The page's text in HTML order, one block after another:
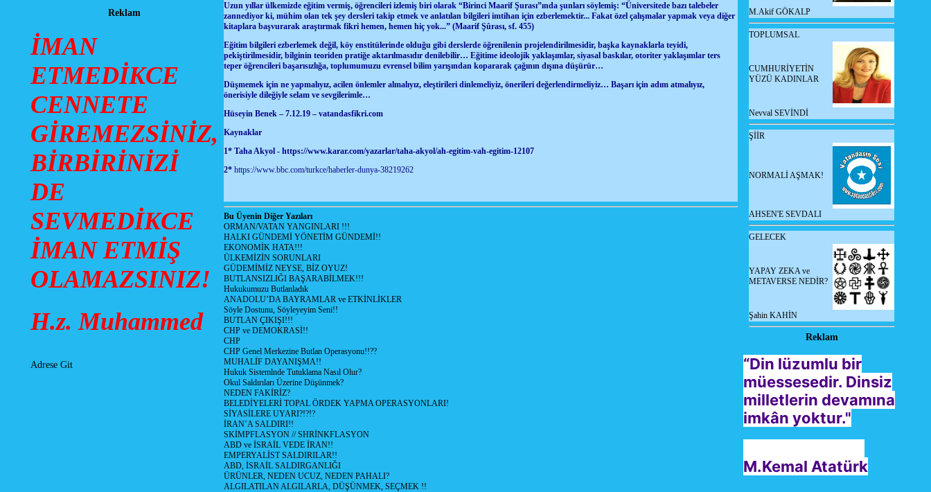
Reklam
İMAN
ETMEDİKCE
CENNETE
GİREMEZSİNİZ,
BİRBİRİNİZİ
DE
SEVMEDİKCE
İMAN ETMİŞ
OLAMAZSINIZ!
H.z. Muhammed
Adrese Git
Uzun yıllar ülkemizde eğitim vermiş, öğrencileri izlemiş biri olarak “Birinci Maarif Şurası”ında şunları söylemiş: “Üniversitede bazı talebeler
zannediyor ki, mühim olan tek şey dersleri takip etmek ve anlatılan bilgileri imtihan için ezberlemektir... Fakat özel çalışmalar yapmak veya diğer
kitaplara başvurarak araştırmak fikri hemen, hemen hiç yok...” (Maarif Şûrası, sf. 455)
Eğitim bilgileri ezberlemek değil, köy enstitülerinde olduğu gibi derslerde öğrenilenin projelendirilmesidir, başka kaynaklarla teyidi,
pekiştirilmesidir, bilginin teoriden pratiğe aktarılmasıdır denilebilir… Eğitime ideolojik yaklaşımlar, siyasal baskılar, otoriter yaklaşımlar ters
teper öğrencileri başarısızlığa, toplumumuzu evrensel bilim yarışından kopararak çağının dışına düşürür…
Düşmemek için ne yapmalıyız, acilen önlemler almalıyız, eleştirileri dinlemeliyiz, önerileri değerlendirmeliyiz… Başarı için adım atmalıyız,
önerisiyle dileğiyle selam ve sevgilerimle…
Hüseyin Benek – 7.12.19 – vatandasfikri.com
Kaynaklar
1* Taha Akyol - https://www.karar.com/yazarlar/taha-akyol/ah-egitim-vah-egitim-12107
2* https://www.bbc.com/turkce/haberler-dunya-38219262
Bu Üyenin Diğer Yazıları
ORMAN/VATAN YANGINLARI !!!
HALKI GÜNDEMİ YÖNETİM GÜNDEMİ!!
EKONOMİK HATA!!!
ÜLKEMİZİN SORUNLARI
GÜDEMİMİZ NEYSE, BİZ OYUZ!
BUTLANSIZLIĞI BAŞARABİLMEK!!!
Hukukumuzu Butlanladık
ANADOLU’DA BAYRAMLAR ve ETKİNLİKLER
Söyle Dostunu, Söyleyeyim Seni!!
BUTLAN ÇIKIŞI!!!
CHP ve DEMOKRASİ!!
CHP
CHP Genel Merkezine Butlan Operasyonu!!??
MUHALİF DAYANIŞMA!!
Hukuk Sistemlnde Tutuklama Nasıl Olur?
Okul Saldırıları Üzerine Düşünmek?
NEDEN FAKİRİZ?
BELEDİYELERİ TOPAL ÖRDEK YAPMA OPERASYONLARI!
SİYASİLERE UYARI?!?!?
İRAN’A SALDIRI!!
SKİMPFLASYON // SHRİNKFLASYON
ABD ve İSRAİL VEDE İRAN!!
EMPERYALİST SALDIRILAR!!
ABD, İSRAİL SALDIRGANLIĞI
ÜRÜNLER, NEDEN UCUZ, NEDEN PAHALI?
ALGILATILAN ALGILARLA, DÜŞÜNMEK, SEÇMEK !!
M.Akif GÖKALP
TOPLUMSAL
CUMHURİYETİN
YÜZÜ KADINLAR
Nevval SEVİNDİ
ŞİİR
NORMALİ AŞMAK!
AHSEN'E SEVDALI
GELECEK
YAPAY ZEKA ve
METAVERSE NEDİR?
Şahin KAHİN
Reklam
“Din lüzumlu bir
müessesedir. Dinsiz
milletlerin devamına
imkân yoktur."
M.Kemal Atatürk